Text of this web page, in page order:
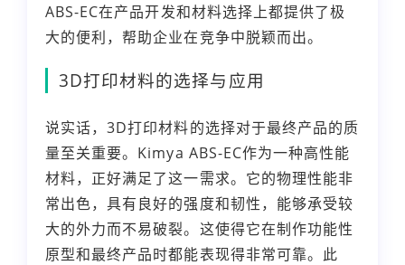
ABS-EC在产品开发和材料选择上都提供了极
大的便利，帮助企业在竞争中脱颖而出。
3D打印材料的选择与应用
说实话，3D打印材料的选择对于最终产品的质
量至关重要。Kimya ABS-EC作为一种高性能
材料，正好满足了这一需求。它的物理性能非
常出色，具有良好的强度和韧性，能够承受较
大的外力而不易破裂。这使得它在制作功能性
原型和最终产品时都能表现得非常可靠。此